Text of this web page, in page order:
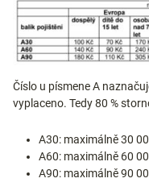
Číslo u písmene A
vyplaceno. Tedy 80 %
A30: maximálně 30
A60: maximálně 60
A90: maximálně 90